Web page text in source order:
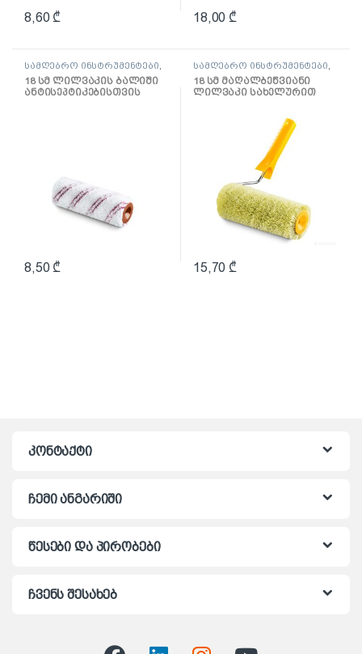
8,60 ₾ 18,00 ₾
სამღებრო ინსტრუმენტები
ლილვაკი და აქსესუარები
18 სმ ლილვაკის ბალიში
ანტისეპტიკებისთვის
8,50 ₾
სამღებრო ინსტრუმენტები
ლილვაკი და აქსესუარები
18 სმ მაღალბეწვიანი
ლილვაკი სახელურით
15,70 ₾
კონტაქტი
ჩემი ანგარიში
წესები და პირობები
ჩვენს შესახებ